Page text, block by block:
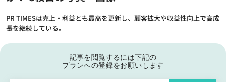
PR TIMESは売上・利益とも最高を更新し、顧客拡大や収益性向上で高成
長を継続している。
記事を閲覧するには下記の
プランへの登録をお願いします